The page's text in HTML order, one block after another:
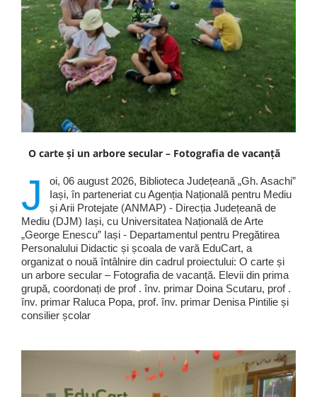
O carte și un arbore secular – Fotografia de vacanță
J
oi, 06 august 2026, Biblioteca Județeană „Gh. Asachi”
Iași, în parteneriat cu Agenția Națională pentru Mediu
și Arii Protejate (ANMAP) - Direcția Județeană de
Mediu (DJM) Iași, cu Universitatea Națională de Arte
„George Enescu” Iași - Departamentul pentru Pregătirea
Personalului Didactic și școala de vară EduCart, a
organizat o nouă întâlnire din cadrul proiectului: O carte și
un arbore secular – Fotografia de vacanță. Elevii din prima
grupă, coordonați de prof . înv. primar Doina Scutaru, prof .
înv. primar Raluca Popa, prof. înv. primar Denisa Pintilie și
consilier școlar